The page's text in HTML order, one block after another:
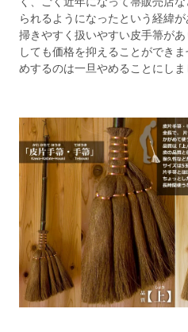
られるようになったという経緯
掃きやすく扱いやすい皮手箒が
しても価格を抑えることができ
めするのは一旦やめることにしま